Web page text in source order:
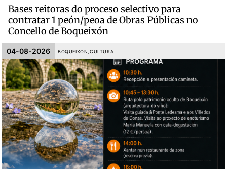
Bases reitoras do proceso selectivo para
contratar 1 peón/peoa de Obras Públicas no
Concello de Boqueixón
04-08-2026 BOQUEIXON ,CULTURA